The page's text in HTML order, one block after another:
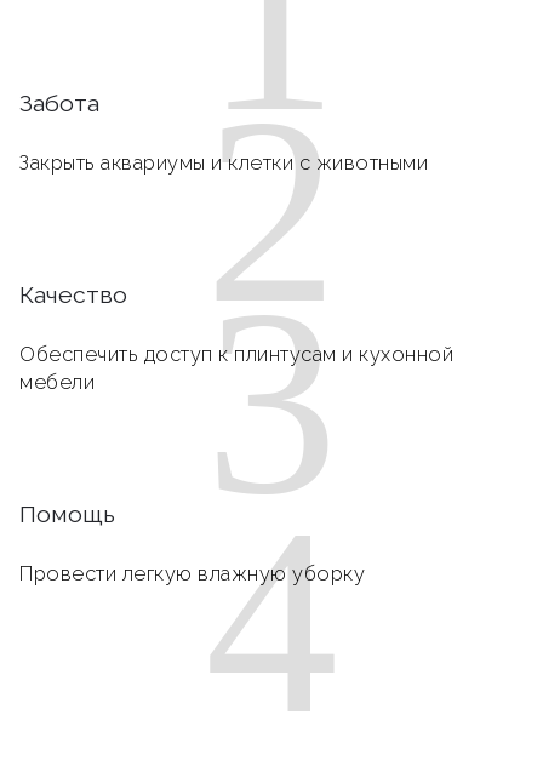
2
Забота
Закрыть аквариумы и клетки с животными
3
Качество
Обеспечить доступ к плинтусам и кухонной
мебели
4
Помощь
Провести легкую влажную уборку